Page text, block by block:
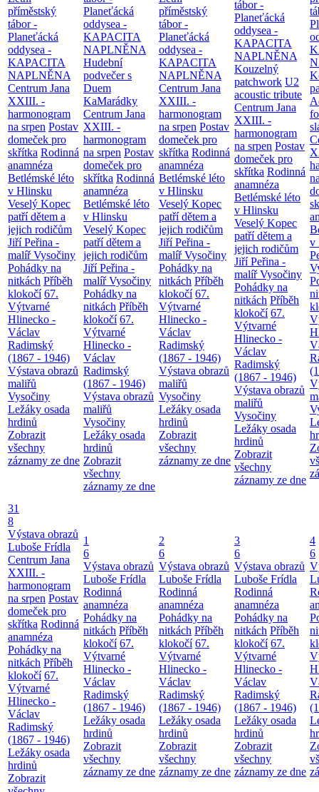
příměstský
tábor -
Planeťácká
oddysea -
KAPACITA
NAPLNĚNA
Centrum Jana
XXIII. -
harmonogram
na srpen Postav
domeček pro
skřítka Rodinná
anamnéza
Betlémské léto
v Hlinsku
Veselý Kopec
patří dětem a
jejich rodičům
Jiří Peřina -
malíř Vysočiny
Pohádky na
nitkách Příběh
klokočí 67.
Výtvarné
Hlinecko -
Václav
Radimský
(1867 - 1946)
Výstava obrazů
maliřů
Vysočiny
Ležáky osada
hrdinů
Zobrazit
všechny
záznamy ze dne
Planeťácká
oddysea -
KAPACITA
NAPLNĚNA
Hudební
podvečer s
Duem
KaMarádky
Centrum Jana
XXIII. -
harmonogram
na srpen Postav
domeček pro
skřítka Rodinná
anamnéza
Betlémské léto
v Hlinsku
Veselý Kopec
patří dětem a
jejich rodičům
Jiří Peřina -
malíř Vysočiny
Pohádky na
nitkách Příběh
klokočí 67.
Výtvarné
Hlinecko -
Václav
Radimský
(1867 - 1946)
Výstava obrazů
maliřů
Vysočiny
Ležáky osada
hrdinů
Zobrazit
všechny
záznamy ze dne
příměstský
tábor -
Planeťácká
oddysea -
KAPACITA
NAPLNĚNA
Centrum Jana
XXIII. -
harmonogram
na srpen Postav
domeček pro
skřítka Rodinná
anamnéza
Betlémské léto
v Hlinsku
Veselý Kopec
patří dětem a
jejich rodičům
Jiří Peřina -
malíř Vysočiny
Pohádky na
nitkách Příběh
klokočí 67.
Výtvarné
Hlinecko -
Václav
Radimský
(1867 - 1946)
Výstava obrazů
maliřů
Vysočiny
Ležáky osada
hrdinů
Zobrazit
všechny
záznamy ze dne
tábor -
Planeťácká
oddysea -
KAPACITA
NAPLNĚNA
Kouzelný
patchwork U2
acoustic tribute
Centrum Jana
XXIII. -
harmonogram
na srpen Postav
domeček pro
skřítka Rodinná
anamnéza
Betlémské léto
v Hlinsku
Veselý Kopec
patří dětem a
jejich rodičům
Jiří Peřina -
malíř Vysočiny
Pohádky na
nitkách Příběh
klokočí 67.
Výtvarné
Hlinecko -
Václav
Radimský
(1867 - 1946)
Výstava obrazů
maliřů
Vysočiny
Ležáky osada
hrdinů
Zobrazit
všechny
záznamy ze dne
v
31
8
Výstava obrazů
Luboše Frídla
Centrum Jana
XXIII. -
harmonogram
na srpen Postav
domeček pro
skřítka Rodinná
anamnéza
Pohádky na
nitkách Příběh
klokočí 67.
Výtvarné
Hlinecko -
Václav
Radimský
(1867 - 1946)
Ležáky osada
hrdinů
Zobrazit
1
6
Výstava obrazů
Luboše Frídla
Rodinná
anamnéza
Pohádky na
nitkách Příběh
klokočí 67.
Výtvarné
Hlinecko -
Václav
Radimský
(1867 - 1946)
Ležáky osada
hrdinů
Zobrazit
všechny
záznamy ze dne
2
6
Výstava obrazů
Luboše Frídla
Rodinná
anamnéza
Pohádky na
nitkách Příběh
klokočí 67.
Výtvarné
Hlinecko -
Václav
Radimský
(1867 - 1946)
Ležáky osada
hrdinů
Zobrazit
všechny
záznamy ze dne
3
6
Výstava obrazů
Luboše Frídla
Rodinná
anamnéza
Pohádky na
nitkách Příběh
klokočí 67.
Výtvarné
Hlinecko -
Václav
Radimský
(1867 - 1946)
Ležáky osada
hrdinů
Zobrazit
všechny
záznamy ze dne
4
6